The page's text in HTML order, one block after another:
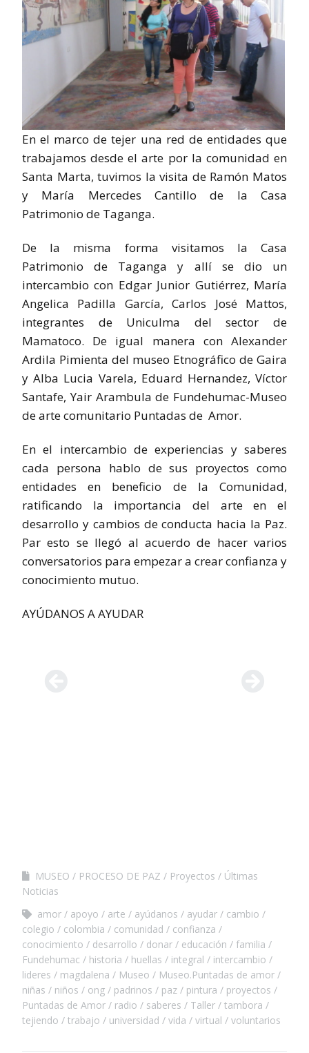
En el marco de tejer una red de entidades que
trabajamos desde el arte por la comunidad en
Santa Marta, tuvimos la visita de Ramón Matos
y María Mercedes Cantillo de la Casa
Patrimonio de Taganga.
De la misma forma visitamos la Casa
Patrimonio de Taganga y allí se dio un
intercambio con Edgar Junior Gutiérrez, María
Angelica Padilla García, Carlos José Mattos,
integrantes de Uniculma del sector de
Mamatoco. De igual manera con Alexander
Ardila Pimienta del museo Etnográfico de Gaira
y Alba Lucia Varela, Eduard Hernandez, Víctor
Santafe, Yair Arambula de Fundehumac-Museo
de arte comunitario Puntadas de Amor.
En el intercambio de experiencias y saberes
cada persona hablo de sus proyectos como
entidades en beneficio de la Comunidad,
ratificando la importancia del arte en el
desarrollo y cambios de conducta hacia la Paz.
Par esto se llegó al acuerdo de hacer varios
conversatorios para empezar a crear confianza y
conocimiento mutuo.
AYÚDANOS A AYUDAR
MUSEO PROCESO DE PAZ Proyectos
Últimas
Noticias
amor
apoyo arte ayúdanos ayudar
cambio
colegio
colombia comunidad
confianza
conocimiento
desarrollo donar educación
familia
Fundehumac
historia huellas integral
intercambio
lideres
magdalena Museo
Museo.Puntadas de amor
niñas
niños ong padrinos paz pintura
proyectos
Puntadas de Amor
radio saberes Taller
tambora
tejiendo
trabajo universidad vida virtual voluntarios